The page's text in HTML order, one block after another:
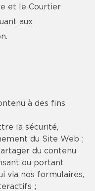
et le Courtier
aux
à des fins
la sécurité,
du Site Web ;
du contenu
ou portant
via nos formulaires,
;